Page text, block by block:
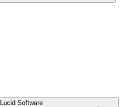
Lucid Software